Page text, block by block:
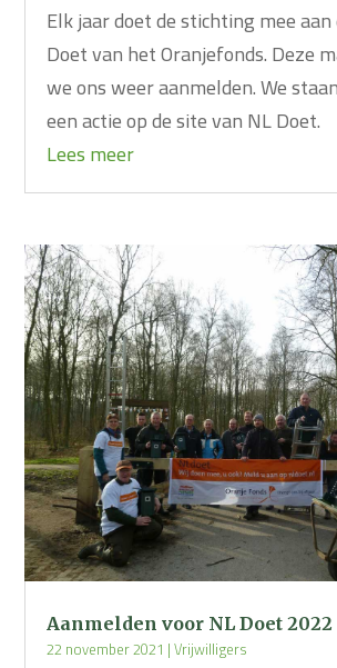
Elk jaar doet de stichting mee
Doet van het Oranjefonds. Deze
we ons weer aanmelden. We
een actie op de site van NL Doet.
Lees meer
Aanmelden voor NL Doet 2022
22 november 2021 |Vrijwilligers